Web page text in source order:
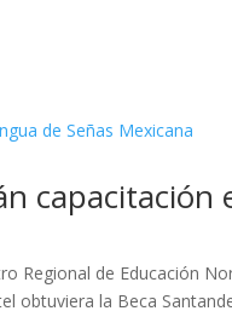
capacitación
de Educación
obtuviera la Beca